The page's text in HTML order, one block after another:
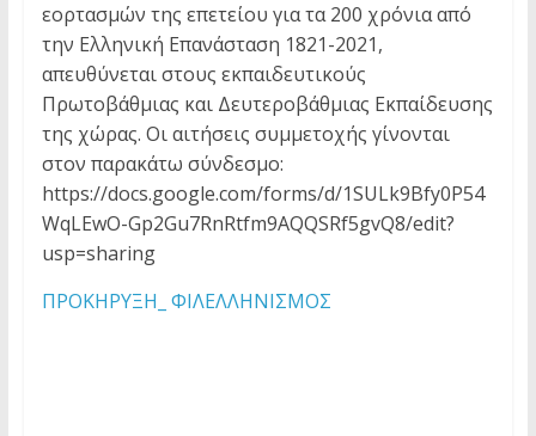
εορτασμών της επετείου για τα 200 χρόνια από
την Ελληνική Επανάσταση 1821-2021,
απευθύνεται στους εκπαιδευτικούς
Πρωτοβάθμιας και Δευτεροβάθμιας Εκπαίδευσης
της χώρας. Οι αιτήσεις συμμετοχής γίνονται
στον παρακάτω σύνδεσμο:
https://docs.google.com/forms/d/1SULk9Bfy0P54
WqLEwO-Gp2Gu7RnRtfm9AQQSRf5gvQ8/edit?
usp=sharing
ΠΡΟΚΗΡΥΞΗ_ ΦΙΛΕΛΛΗΝΙΣΜΟΣ